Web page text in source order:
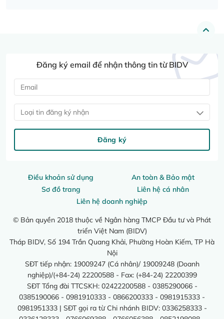
Điều khoản sử dụng
An toàn & Bảo mật
Sơ đồ trang
Liên hệ cá nhân
Liên hệ doanh nghiệp
© Bản quyền 2018 thuộc về Ngân hàng TMCP Đầu tư và Phát
triển Việt Nam (BIDV)
Tháp BIDV, Số 194 Trần Quang Khải, Phường Hoàn Kiếm, TP Hà
Nội
SĐT tiếp nhận: 19009247 (Cá nhân)/ 19009248 (Doanh
nghiệp)/(+84-24) 22200588 - Fax: (+84-24) 22200399
SĐT Tổng đài TTCSKH: 02422200588 - 0385290066 -
0385190066 - 0981910333 - 0866200333 - 0981915333 -
0981951333 | SĐT gọi ra từ Chi nhánh BIDV: 0336258333 -
Đăng ký email để nhận thông tin từ BIDV
Loại tin đăng ký nhận
Đăng ký